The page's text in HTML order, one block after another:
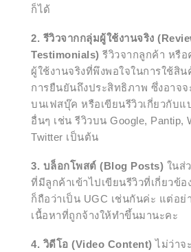
ก็ได้
2. รีวิวจากกลุ่มผู้ใช้งานจริง
Testimonials) รีวิวจากลูกค้า หรื
ผู้ใช้งานจริงที่พึงพอใจในการใช้สิน
การยืนยันถึงประสิทธิภาพ ซึ่งอาจจ
บนเฟสบุ๊ค หรือเขียนรีวิวเกี่ยวกับแ
อื่นๆ เช่น รีวิวบน Google, Pantip,
Twitter เป็นต้น
3. บล็อกโพสต์ (Blog Posts) ในส่
ที่มีลูกค้าเข้าไปเขียนรีวิวที่เกี่ยวข้
ก็ถือว่าเป็น UGC เช่นกันค่ะ แต่อย่
เนื้อหาที่ถูกจ้างให้ทำขึ้นมานะคะ
4. วิดีโอ (Video Content) ไม่ว่าจ